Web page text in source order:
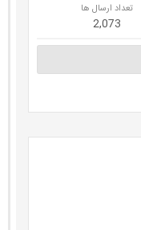
تعداد ارسال ها
2,073